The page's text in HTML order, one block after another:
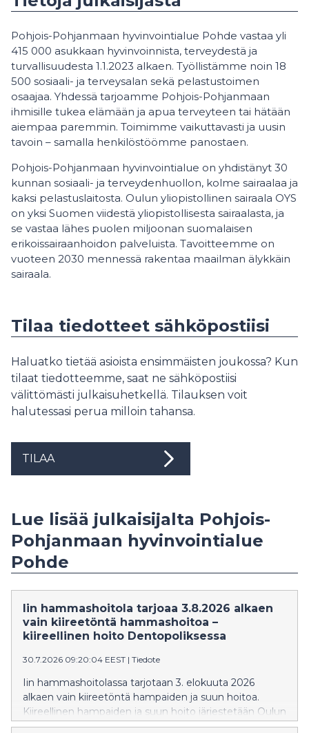
Pohjois-Pohjanmaan hyvinvointialue Pohde vastaa yli
415 000 asukkaan hyvinvoinnista, terveydestä ja
turvallisuudesta 1.1.2023 alkaen. Työllistämme noin 18
500 sosiaali- ja terveysalan sekä pelastustoimen
osaajaa. Yhdessä tarjoamme Pohjois-Pohjanmaan
ihmisille tukea elämään ja apua terveyteen tai hätään
aiempaa paremmin. Toimimme vaikuttavasti ja uusin
tavoin – samalla henkilöstöömme panostaen.
Pohjois-Pohjanmaan hyvinvointialue on yhdistänyt 30
kunnan sosiaali- ja terveydenhuollon, kolme sairaalaa ja
kaksi pelastuslaitosta. Oulun yliopistollinen sairaala OYS
on yksi Suomen viidestä yliopistollisesta sairaalasta, ja
se vastaa lähes puolen miljoonan suomalaisen
erikoissairaanhoidon palveluista. Tavoitteemme on
vuoteen 2030 mennessä rakentaa maailman älykkäin
sairaala.
Tilaa tiedotteet sähköpostiisi
Haluatko tietää asioista ensimmäisten joukossa? Kun
tilaat tiedotteemme, saat ne sähköpostiisi
välittömästi julkaisuhetkellä. Tilauksen voit
halutessasi perua milloin tahansa.
TILAA
Lue lisää julkaisijalta Pohjois-
Pohjanmaan hyvinvointialue
Pohde
Iin hammashoitola tarjoaa 3.8.2026 alkaen
vain kiireetöntä hammashoitoa –
kiireellinen hoito Dentopoliksessa
30.7.2026 09:20:04 EEST | Tiedote
Iin hammashoitolassa tarjotaan 3. elokuuta 2026
alkaen vain kiireetöntä hampaiden ja suun hoitoa.
Kiireellinen hampaiden ja suun hoito järjestetään Oulun
Dentopoliksessa.